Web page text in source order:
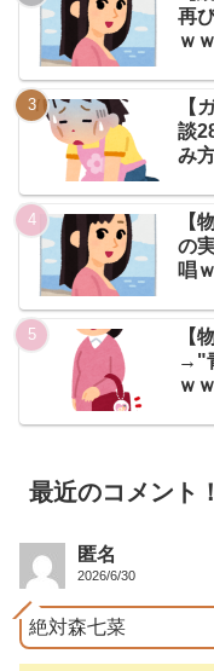
再
ｗ
【
談
み
【
の
唱
【
→"
ｗｗ
最近のコメント！
匿名
2026/6/30
絶対森七菜